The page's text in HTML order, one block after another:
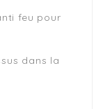
feu pour
dans la